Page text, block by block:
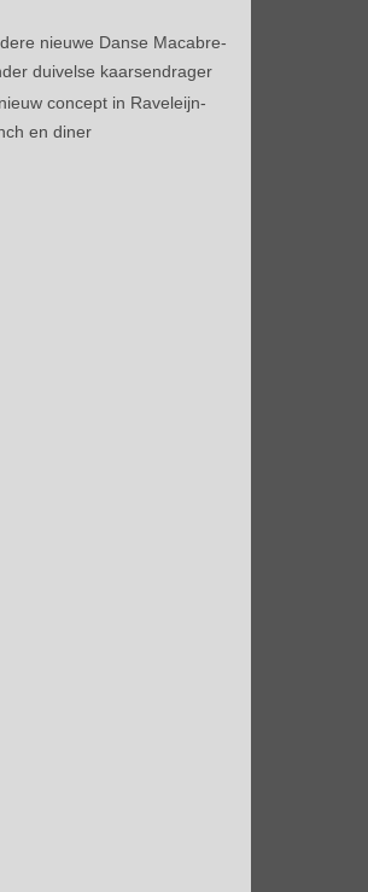
nieuwe Danse Macabre-
duivelse kaarsendrager
concept in Raveleijn-
en diner